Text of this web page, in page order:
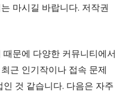
마시길 바랍니다. 저작권
문에 다양한 커뮤니티에서
근 인기작이나 접속 문제
것 같습니다. 다음은 자주